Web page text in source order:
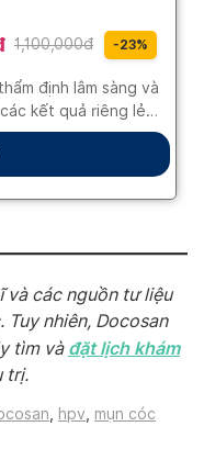
và các nguồn tư liệu
nhiên, Docosan
tìm và đặt lịch khám
trị.
hpv
mụn cóc